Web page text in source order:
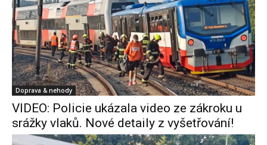
Doprava & nehody
VIDEO: Policie ukázala video ze zákroku u
srážky vlaků. Nové detaily z vyšetřování!